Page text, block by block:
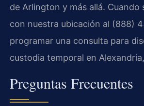
de Arlington y más allá. Cuando
con nuestra ubicación al (888)
programar una consulta para
custodia temporal en
Preguntas Frecuentes